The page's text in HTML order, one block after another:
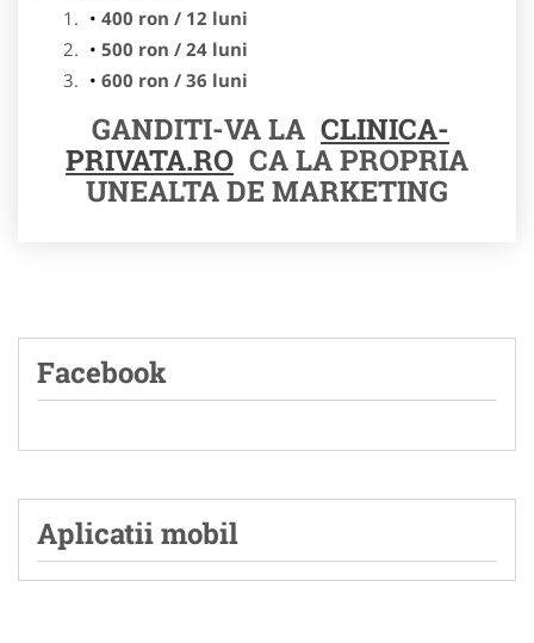
400 ron / 12 luni
500 ron / 24 luni
600 ron / 36 luni
GANDITI-VA LA CLINICA-
PRIVATA.RO CA LA PROPRIA
UNEALTA DE MARKETING
Facebook
Aplicatii mobil